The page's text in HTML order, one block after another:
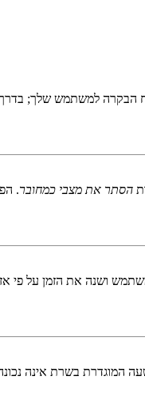
למשתמש שלך;
הסתר את מצבי כמחובר.
ושנה את הזמן על פי
המוגדרת בשרת אינה